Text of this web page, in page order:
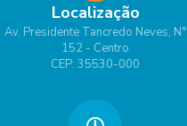
Localização
Av. Presidente Tancredo Neves, N°
152 - Centro
CEP: 35530-000